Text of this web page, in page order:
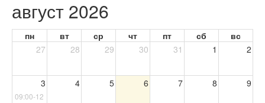
август 2026
пн вт ср чт пт сб
вс
27
28 29 30 31 1 2
3 4 5 6 7 8 9
09:00-12:30